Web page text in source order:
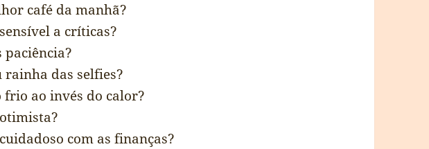
café da manhã?
a críticas?
paciência?
rainha das selfies?
frio ao invés do calor?
com as finanças?